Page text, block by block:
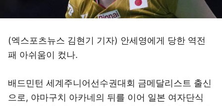
(엑스포츠뉴스 김현기 기자) 안세영에게 당한 역전
패 아쉬움이 컸나.
배드민턴 세계주니어선수권대회 금메달리스트 출신
으로, 야마구치 아카네의 뒤를 이어 일본 여자단식